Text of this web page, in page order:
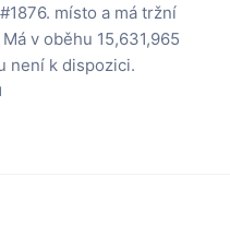
místo a má tržní
Má v oběhu 15,631,965
není k dispozici.